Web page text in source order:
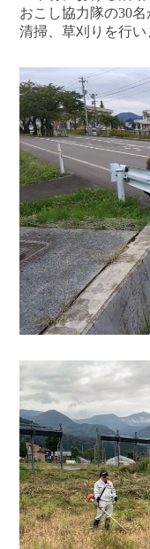
おこし協力隊の30
清掃、草刈りを行い